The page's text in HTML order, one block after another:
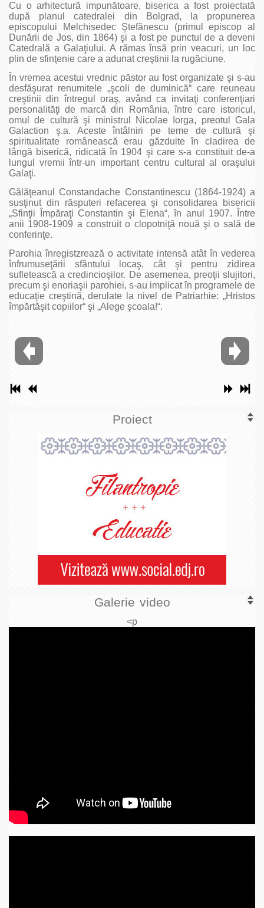
Cu o arhitectură impunătoare, biserica a fost proiectată
după planul catedralei din Bolgrad, la propunerea
episcopului Melchisedec Ştefănescu (primul episcop al
Dunării de Jos, din 1864) şi a fost pe punctul de a deveni
Catedrală a Galaţiului. A rămas însă prin veacuri, un loc
plin de sfinţenie care a adunat creştinii la rugăciune.
În vremea acestui vrednic păstor au fost organizate şi s-au
desfăşurat renumitele „şcoli de duminică“ care reuneau
creştinii din întregul oraş, având ca invitaţi conferenţiari
personalităţi de marcă din România, între care istoricul,
omul de cultură şi ministrul Nicolae Iorga, preotul Gala
Galaction ş.a. Aceste întâlniri pe teme de cultură şi
spiritualitate românească erau găzduite în cladirea de
lângă biserică, ridicată în 1904 şi care s-a constituit de-a
lungul vremii într-un important centru cultural al oraşului
Galaţi.
Gălăţeanul Constandache Constantinescu (1864-1924) a
susţinut din răsputeri refacerea şi consolidarea bisericii
„Sfinţii Împăraţi Constantin şi Elena“, în anul 1907. Între
anii 1908-1909 a construit o clopotniţă nouă şi o sală de
conferinţe.
Parohia înregistzrează o activitate intensă atât în vederea
înfrumuseţării sfântului locaş, cât şi pentru zidirea
sufletească a credincioşilor. De asemenea, preoţii slujitori,
precum şi enoriaşii parohiei, s-au implicat în programele de
educaţie creştină, derulate la nivel de Patriarhie: „Hristos
împărtăşit copiilor“ şi „Alege şcoala!“.
Proiect
Galerie video
<p